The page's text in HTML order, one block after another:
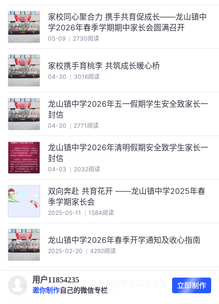
家校同心聚合力 携手共育促成长——龙山镇中
学2026年春季学期期中家长会圆满召开
05-09 2730阅读
家校携手育桃李 共筑成长暖心桥
04-30 3016阅读
龙山镇中学2026年五一假期学生安全致家长一
封信
04-30 2771阅读
龙山镇中学2026年清明假期安全致学生家长一
封信
04-03 2032阅读
双向奔赴 共育花开 ——龙山镇中学2025年春
季学期家长会
2025-05-11 1584阅读
龙山镇中学2026年春季开学通知及收心指南
2025-02-20 4292阅读
2024-10-31 2381阅读
用户11854235
邀你制作 自己的微信专栏